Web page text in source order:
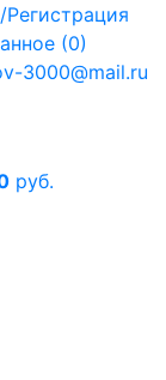
Регистрация
(0)
3000@mail.ru
руб.